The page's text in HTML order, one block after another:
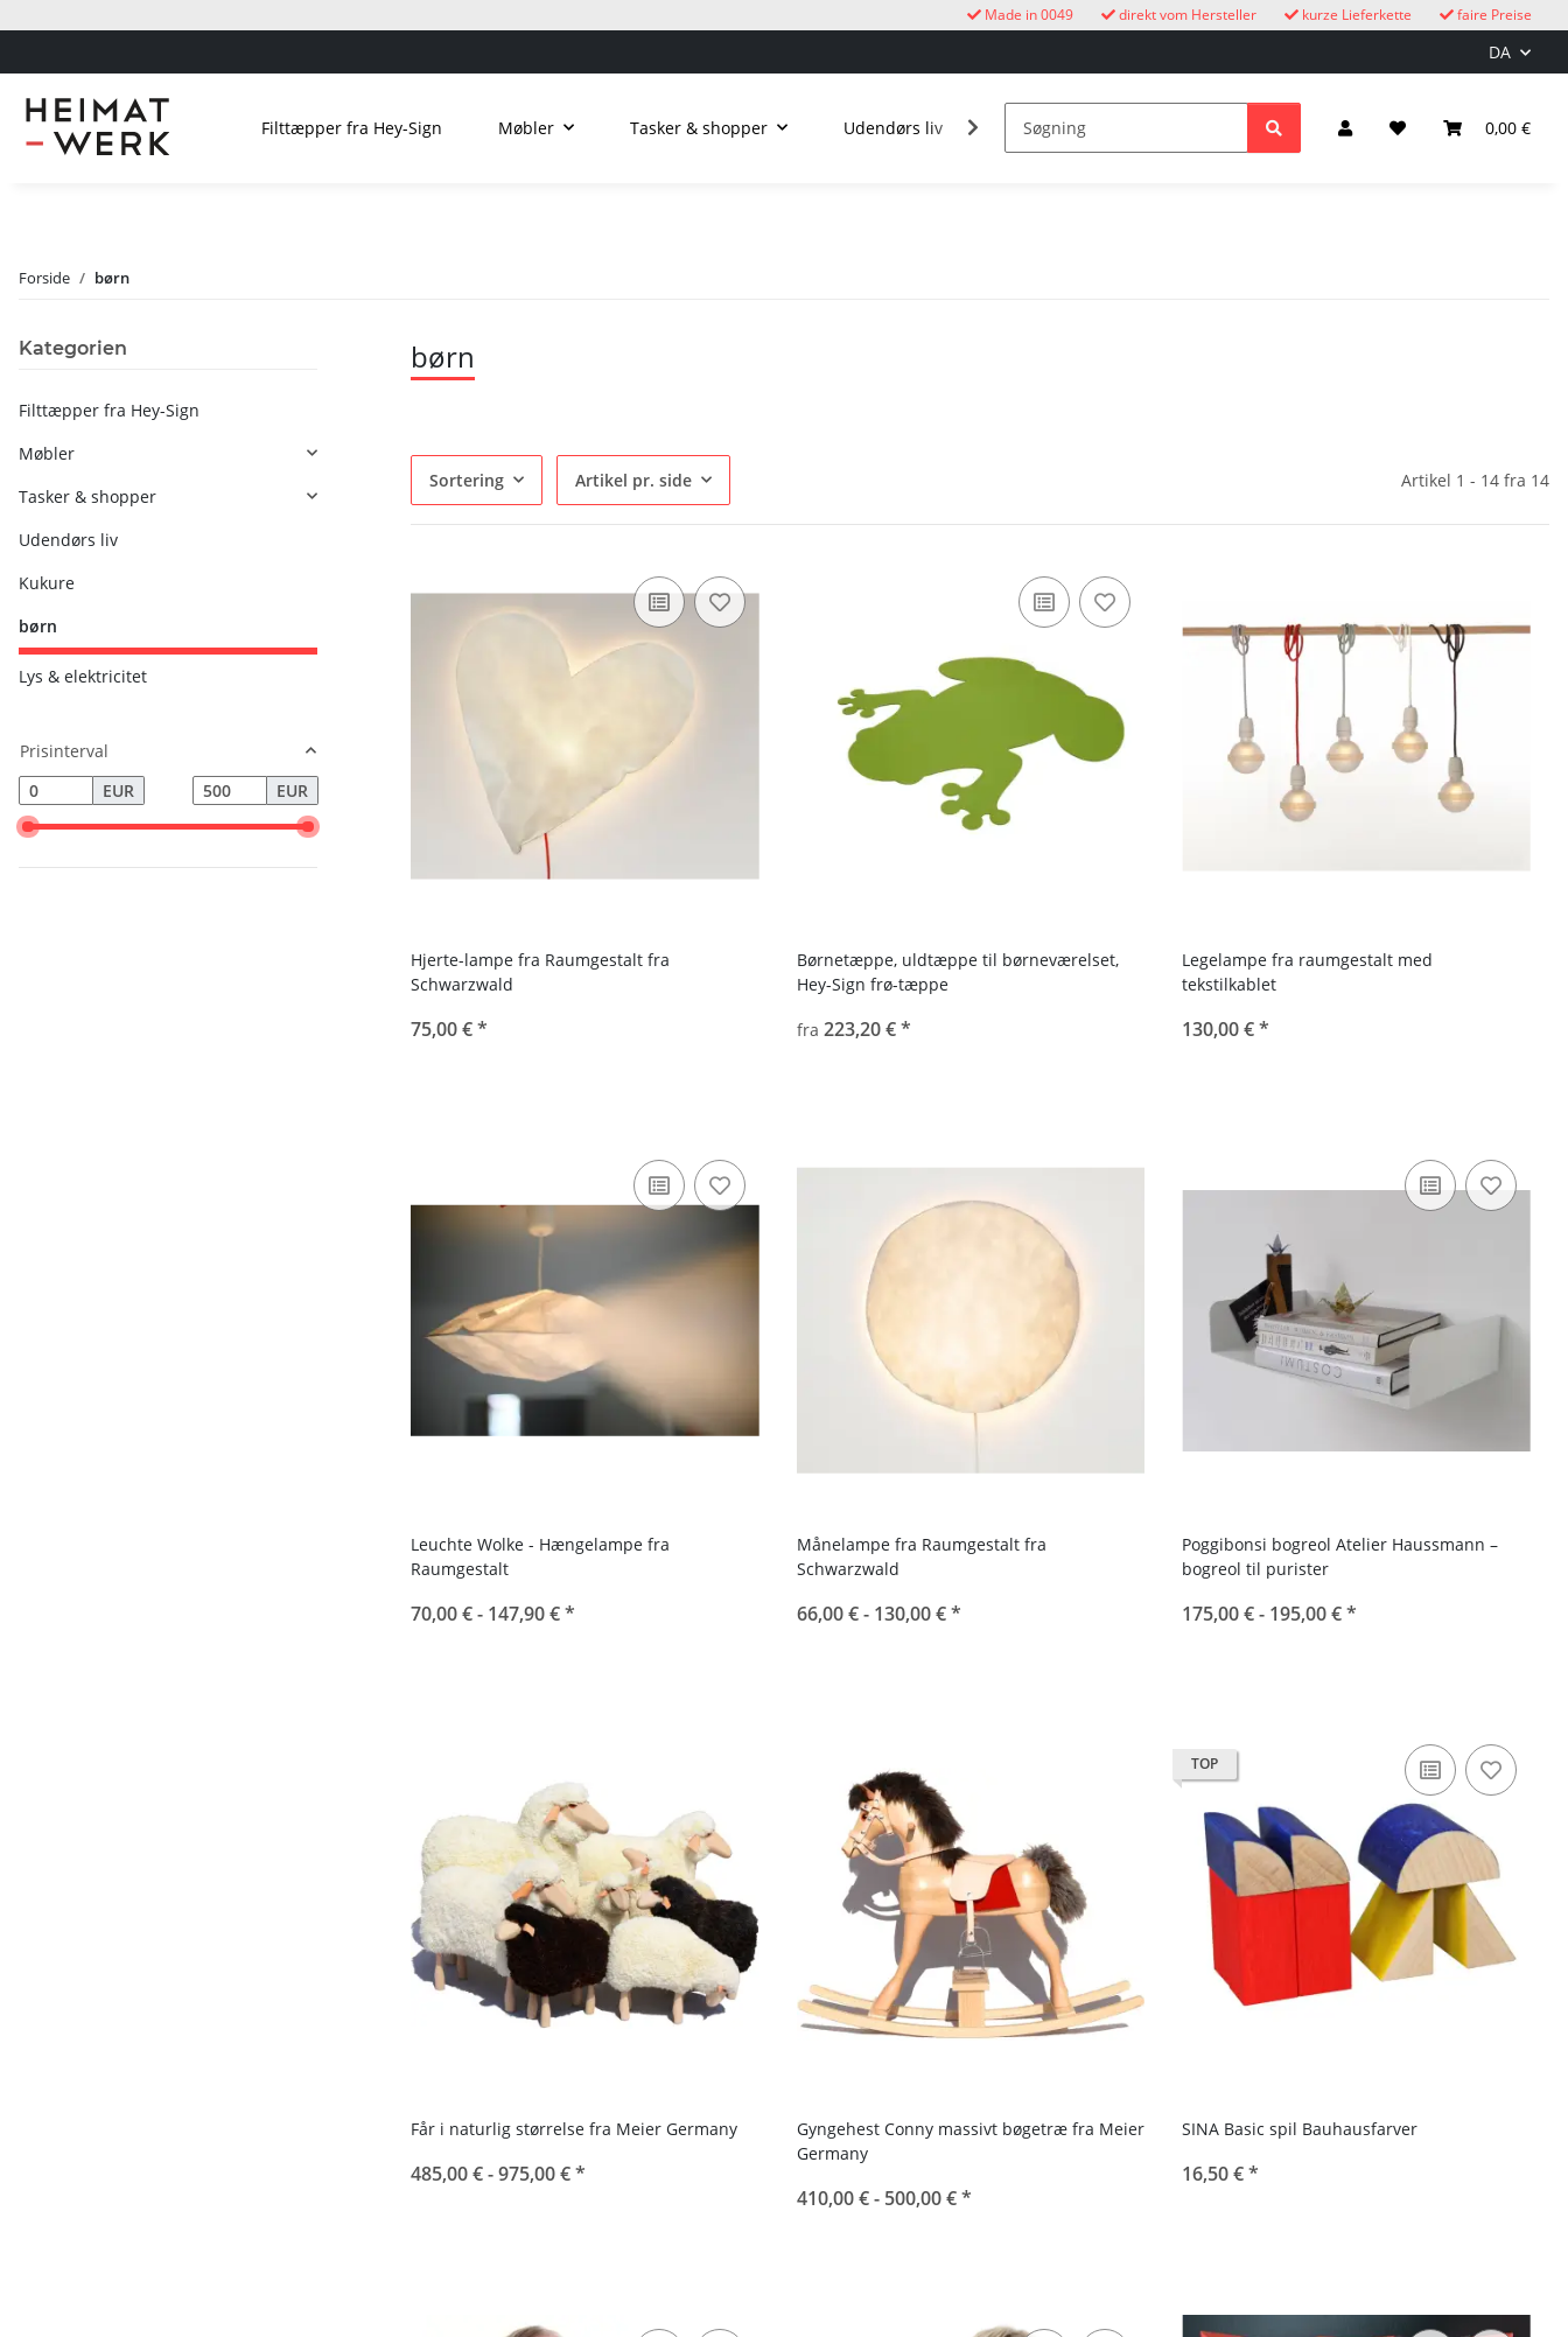
faire Preise
kurze Lieferkette
direkt vom Hersteller
Made in 0049
DA
0,00 €
Filttæpper fra Hey-Sign Møbler Tasker & shopper Udendørs liv Kukure Lys & elektricitet
Forside børn
børn
Sortering Artikel pr. side Artikel 1 - 14 fra 14
Hjerte-lampe fra Raumgestalt fra
Schwarzwald
75,00 €*
Børnetæppe, uldtæppe til børneværelset,
Hey-Sign frø-tæppe
fra 223,20 €*
Legelampe fra raumgestalt med
tekstilkablet
130,00 €*
Leuchte Wolke - Hængelampe fra
Raumgestalt
70,00 € - 147,90 €*
Månelampe fra Raumgestalt fra
Schwarzwald
66,00 € - 130,00 €*
Poggibonsi bogreol Atelier Haussmann –
bogreol til purister
175,00 € - 195,00 €*
Får i naturlig størrelse fra Meier Germany
485,00 € -975,00 €*
Gyngehest Conny massivt bøgetræ fra Meier
Germany
410,00 € - 500,00 €*
TOP
SINA Basic spil Bauhausfarver
16,50 €*
Kategorien
Filttæpper fra Hey-Sign
Møbler
Tasker & shopper
Udendørs liv
Kukure
børn
Lys & elektricitet
Prisinterval
EUR
EUR